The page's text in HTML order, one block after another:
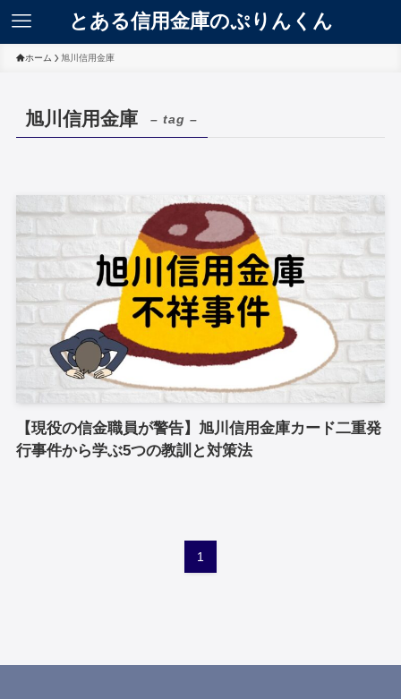
とある信用金庫のぷりんくん
ホーム 旭川信用金庫
旭川信用金庫 – tag –
【現役の信金職員が警告】旭川信用金庫カード二重発
行事件から学ぶ5つの教訓と対策法
1